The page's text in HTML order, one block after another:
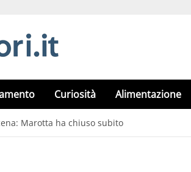
Curiosità Alimentazione
Marotta ha chiuso subito